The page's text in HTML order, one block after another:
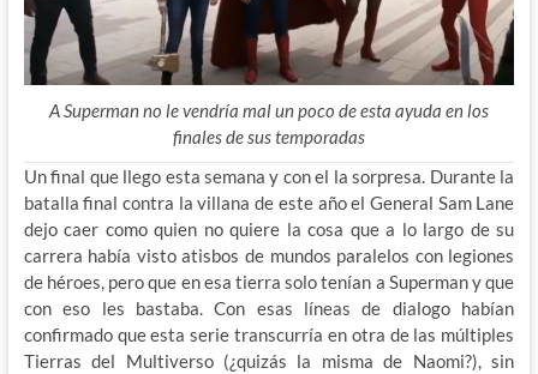
A Superman no le vendría mal un poco de esta ayuda en los
finales de sus temporadas
Un final que llego esta semana y con el la sorpresa. Durante la
batalla final contra la villana de este año el General Sam Lane
dejo caer como quien no quiere la cosa que a lo largo de su
carrera había visto atisbos de mundos paralelos con legiones
de héroes, pero que en esa tierra solo tenían a Superman y que
con eso les bastaba. Con esas líneas de dialogo habían
confirmado que esta serie transcurría en otra de las múltiples
Tierras del Multiverso (¿quizás la misma de Naomi?), sin